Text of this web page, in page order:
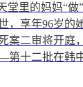
堂里的妈妈“
，享年96岁的
案二审将开庭
十二批在韩